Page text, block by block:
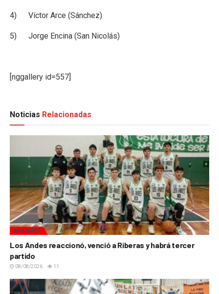
4) Víctor Arce (Sánchez)
5) Jorge Encina (San Nicolás)
[nggallery id=557]
Noticias Relacionadas
BÁSQUET
Los Andes reaccionó, venció a Riberas y habrá tercer
partido
08/08/2026 11